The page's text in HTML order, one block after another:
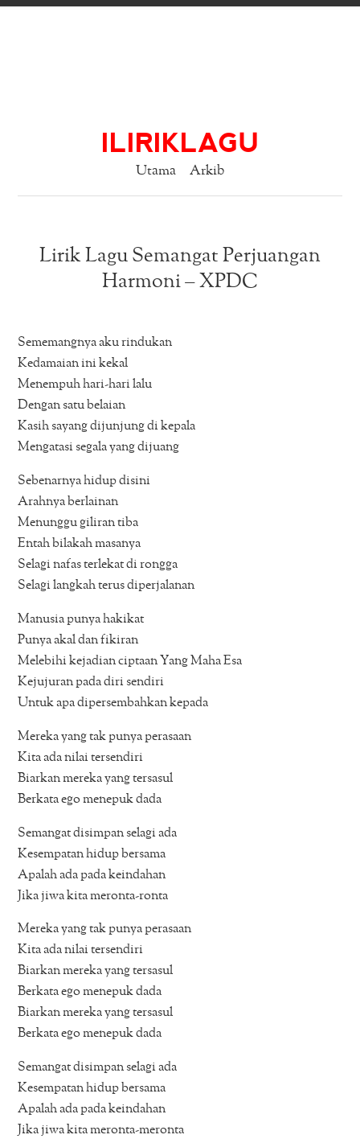
ILIRIKLAGU
Utama Arkib
Lirik Lagu Semangat Perjuangan
Harmoni – XPDC
Sememangnya aku rindukan
Kedamaian ini kekal
Menempuh hari-hari lalu
Dengan satu belaian
Kasih sayang dijunjung di kepala
Mengatasi segala yang dijuang
Sebenarnya hidup disini
Arahnya berlainan
Menunggu giliran tiba
Entah bilakah masanya
Selagi nafas terlekat di rongga
Selagi langkah terus diperjalanan
Manusia punya hakikat
Punya akal dan fikiran
Melebihi kejadian ciptaan Yang Maha Esa
Kejujuran pada diri sendiri
Untuk apa dipersembahkan kepada
Mereka yang tak punya perasaan
Kita ada nilai tersendiri
Biarkan mereka yang tersasul
Berkata ego menepuk dada
Semangat disimpan selagi ada
Kesempatan hidup bersama
Apalah ada pada keindahan
Jika jiwa kita meronta-ronta
Mereka yang tak punya perasaan
Kita ada nilai tersendiri
Biarkan mereka yang tersasul
Berkata ego menepuk dada
Biarkan mereka yang tersasul
Berkata ego menepuk dada
Semangat disimpan selagi ada
Kesempatan hidup bersama
Apalah ada pada keindahan
Jika jiwa kita meronta-meronta